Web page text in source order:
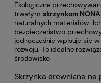
Ekologiczne
trwałym skrzynkom
naturalnych materiałów.
bezpieczeństwo
jednocześnie wpisuje się
rozwoju. To idealne
środowisko.
Skrzynka drewniana